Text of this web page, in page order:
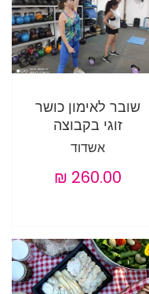
שובר לאימון כושר
זוגי בקבוצה
אשדוד